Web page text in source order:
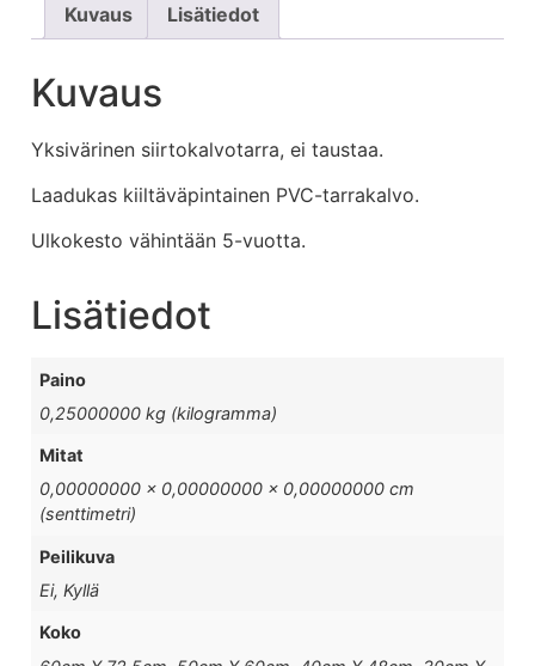
Kuvaus Lisätiedot
Kuvaus
Yksivärinen siirtokalvotarra, ei taustaa.
Laadukas kiiltäväpintainen PVC-tarrakalvo.
Ulkokesto vähintään 5-vuotta.
Lisätiedot
Paino
0,25000000 kg (kilogramma)
Mitat
0,00000000 × 0,00000000 × 0,00000000 cm
(senttimetri)
Peilikuva
Ei, Kyllä
Koko